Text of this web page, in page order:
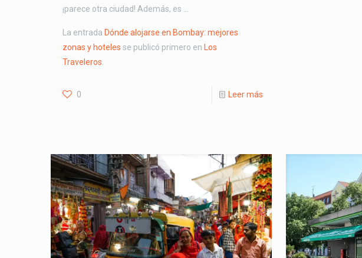
¡parece otra ciudad! Además, es …
La entrada Dónde alojarse en Bombay: mejores
zonas y hoteles se publicó primero en
Los
Traveleros
0 Leer más